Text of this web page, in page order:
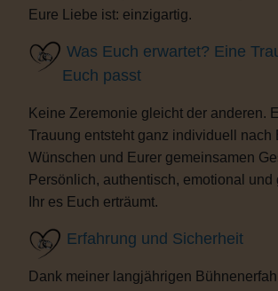
Eure Liebe ist: einzigartig.
Was Euch erwartet? Eine
Euch passt
Keine Zeremonie gleicht der anderen.
Trauung entsteht ganz individuell nach
Wünschen und Eurer gemeinsamen
Persönlich, authentisch, emotional und
Ihr es Euch erträumt.
Erfahrung und Sicherheit
Dank meiner langjährigen